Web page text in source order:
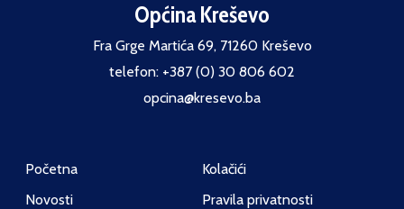
Općina Kreševo
Fra Grge Martića 69, 71260 Kreševo
telefon: +387 (0) 30 806 602
opcina@kresevo.ba
Početna
Novosti
Kolačići
Pravila privatnosti